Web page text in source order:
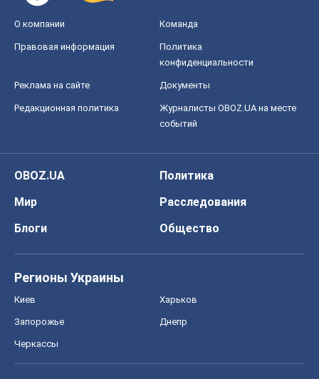
О компании Команда
Правовая информация
Политика
конфиденциальности
Реклама на сайте Документы
Редакционная политика
Журналисты OBOZ.UA на месте
событий
OBOZ.UA
Политика
Мир
Расследования
Блоги
Общество
Регионы Украины
Киев Харьков
Запорожье Днепр
Черкассы